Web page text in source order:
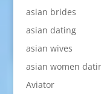
asian brides
asian dating
asian wives
asian women
Aviator